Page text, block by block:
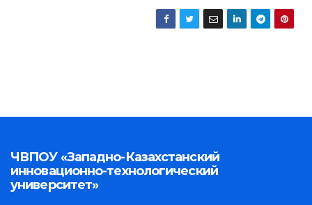
ЧВПОУ «Западно-Казахстанский
инновационно-технологический
университет»